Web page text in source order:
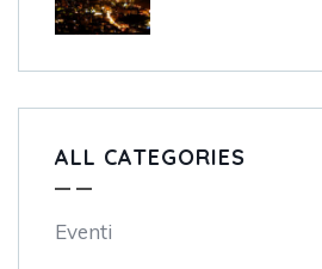
ALL CATEGORIES
Eventi